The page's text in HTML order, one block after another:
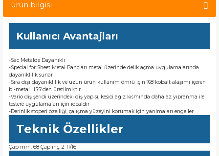
ürün bilgisi
Kullanıcı Avantajları
-Sac Metalde Dayanıklı
-Special for Sheet Metal Pançları metal üzerinde delik açma uygulamalarında
dayanıklılık sunar
-Sıra dışı dayanıklılık ve uzun ürün kullanım ömrü için %8 kobalt alaşımı içeren
bi-metal HSS'den üretilmiştir
-Vario diş şeridi üzerindeki diş yapısı, kesici ağız kısmında daha az yıpranma ile
testere uygulamaları için idealdir
-Derinlik stoperi özelliği, çalışma yüzeyini korumak için yarılmaları engeller
Teknik Özellikler
Çap mm: 68 Çap inç: 2 11/16